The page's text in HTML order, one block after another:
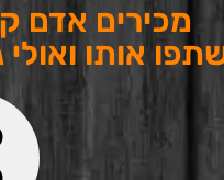
מכירים אדם
אותו